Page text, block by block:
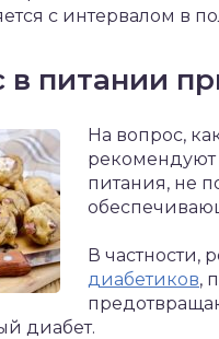
с интервалом в
в питании
На вопрос,
питания, не
В частности,
диабетиков,
диабет.